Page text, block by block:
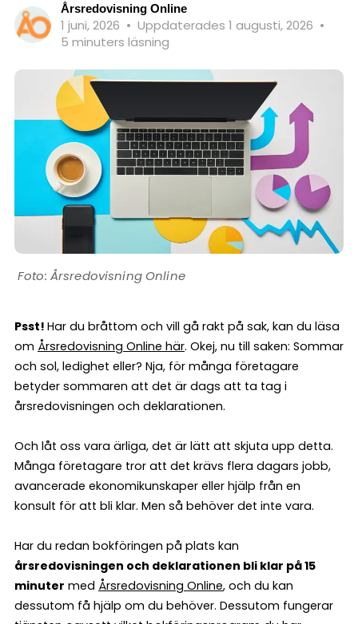
Årsredovisning Online
1 juni, 2026 • Uppdaterades 1 augusti, 2026 •
5 minuters läsning
Årsredovisning Online
Psst! Har du bråttom och vill gå rakt på sak, kan du läsa
om Årsredovisning Online här. Okej, nu till saken: Sommar
och sol, ledighet eller? Nja, för många företagare
betyder sommaren att det är dags att ta tag i
årsredovisningen och deklarationen.
Och låt oss vara ärliga, det är lätt att skjuta upp detta.
Många företagare tror att det krävs flera dagars jobb,
avancerade ekonomikunskaper eller hjälp från en
konsult för att bli klar. Men så behöver det inte vara.
Har du redan bokföringen på plats kan
årsredovisningen och deklarationen bli klar på 15
minuter med Årsredovisning Online, och du kan
dessutom få hjälp om du behöver. Dessutom fungerar